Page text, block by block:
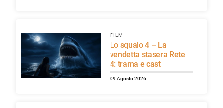
FILM
Lo squalo 4 – La
vendetta stasera Rete
4: trama e cast
09 Agosto 2026